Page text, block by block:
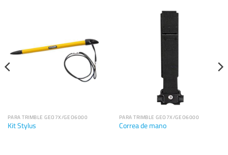
PARA TRIMBLE GEO7X/GEO6000
Kit Stylus
PARA TRIMBLE GEO7X/GEO6000
Correa de mano